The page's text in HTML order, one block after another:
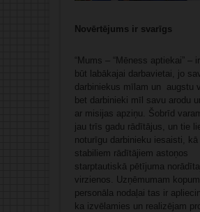
Novērtējums ir svarīgs
“Mums – “Mēness aptiekai” –
būt labākajai darbavietai, jo
darbiniekus mīlam un augstu
bet darbinieki mīl savu arodu
ar misijas apziņu. Šobrīd
jau trīs gadu rādītājus, un tie
noturīgu darbinieku iesaisti, kā
stabiliem rādītājiem astoņos
starptautiskā pētījuma
virzienos. Uzņēmumam
personāla nodaļai tas ir
ka izvēlamies un realizējam